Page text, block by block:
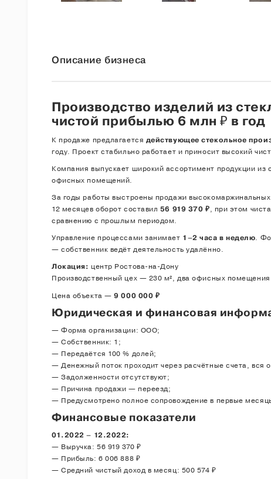
Описание бизнеса
Производство изделий из
чистой прибылью 6 млн ₽ в год
К продаже предлагается действующее стекольное
году. Проект стабильно работает и приносит высокий
Компания выпускает широкий ассортимент продукции из
офисных помещений.
За годы работы выстроены продажи высокомаржинальных
12 месяцев оборот составил 56 919 370 ₽, при этом
сравнению с прошлым периодом.
Управление процессами занимает 1–2 часа в неделю.
— собственник ведёт деятельность удалённо.
Локация: центр Ростова-на-Дону
Производственный цех — 230 м², два офисных
Цена объекта —9 000 000 ₽
Юридическая и финансовая
— Форма организации: ООО;
— Собственник: 1;
— Передаётся 100 % долей;
— Денежный поток проходит через расчётные счета, вся
— Задолженности отсутствуют;
— Причина продажи — переезд;
— Предусмотрено полное сопровождение в первые
Финансовые показатели
01.2022 – 12.2022:
— Выручка: 56 919 370 ₽
— Прибыль: 6 006 888 ₽
— Средний чистый доход в месяц: 500 574 ₽